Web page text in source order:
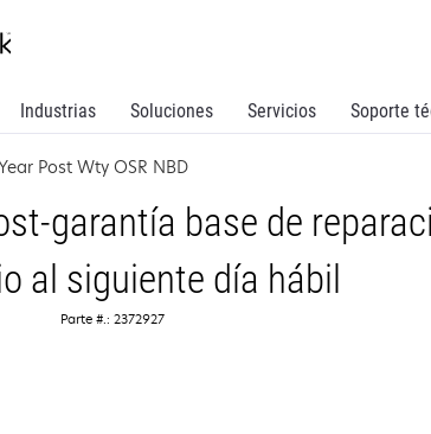
Industrias Soluciones Servicios Soporte
Post Wty OSR NBD
garantía base de
al siguiente día hábil
Parte #.: 2372927